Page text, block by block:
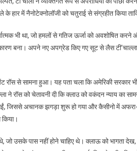
हार में नैनोटेक्नोलॉजी को चतुराई से संग्रहीत किया
भी था, जो हमलों से गतिज ऊर्जा को अवशोषित करने
कारण बना। अपने नए अपग्रेड किए गए सूट से लैस
रॉस से सामना हुआ। यह पता चला कि अमेरिकी सरकार
ने रॉस को चेतावनी दी कि क्लाउ को वकंदन न्याय का
जिससे अचानक झगड़ा शुरू हो गया और कैसीनो में
किया।
जो उसके पास नहीं होने चाहिए थे। क्लाऊ को भागता